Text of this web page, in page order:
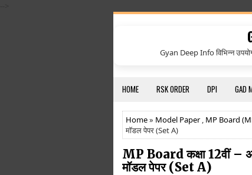
Gyan Deep Info विभिन्न
HOME RSK ORDER DPI GAD
Home» Model Paper, MP Board
मॉडल पेपर (Set A)
MP Board कक्षा 12वीं
मॉडल पेपर (Set A)